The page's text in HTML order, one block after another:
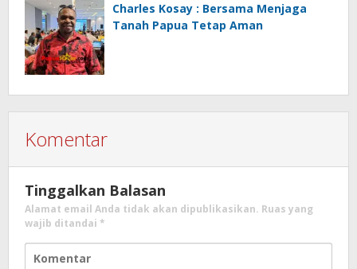
Charles Kosay : Bersama Menjaga
Tanah Papua Tetap Aman
Komentar
Tinggalkan Balasan
Alamat email Anda tidak akan dipublikasikan. Ruas yang
wajib ditandai *